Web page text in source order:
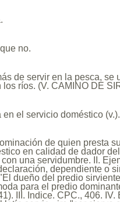
no.
de servir en la pesca, se
ríos. (V. CAMINO DE
el servicio doméstico (v.).
de quien presta
en calidad de dador
una servidumbre. II.
dependiente o
dueño del predio
para el predio
III. Indice. CPC., 406.